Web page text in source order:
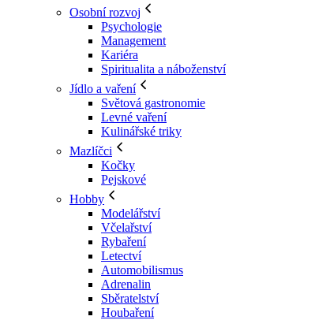
Osobní rozvoj
Psychologie
Management
Kariéra
Spiritualita a náboženství
Jídlo a vaření
Světová gastronomie
Levné vaření
Kulinářské triky
Mazlíčci
Kočky
Pejskové
Hobby
Modelářství
Včelařství
Rybaření
Letectví
Automobilismus
Adrenalin
Sběratelství
Houbaření